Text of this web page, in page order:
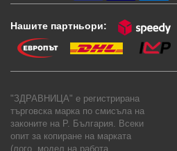
Нашите партньори:
"ЗДРАВНИЦА" е регистрирана
търговска марка по смисъла на
законите на Р. България. Всеки
опит за копиране на марката
(лого, модел на работа,